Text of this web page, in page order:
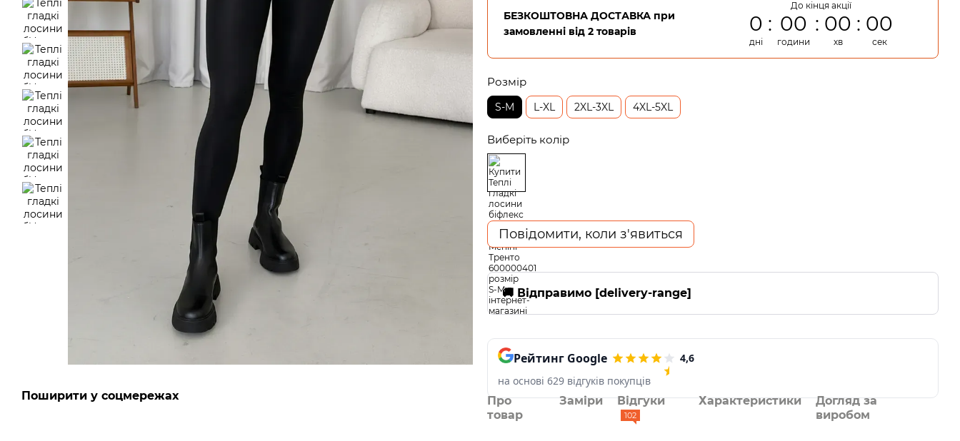
Поширити у соцмережах
БЕЗКОШТОВНА ДОСТАВКА при
замовленні від 2 товарів
До кінця акції
0
дні
00
години
00
хв
00
сек
Розмір
S-M L-XL 2XL-3XL 4XL-5XL
Виберіть колір
Повідомити, коли з'явиться
🚚 Відправимо [delivery-range]
Рейтинг Google
4,6
на основі 629 відгуків покупців
Про
товар
Заміри Відгуки
102
Характеристики
Догляд за
виробом